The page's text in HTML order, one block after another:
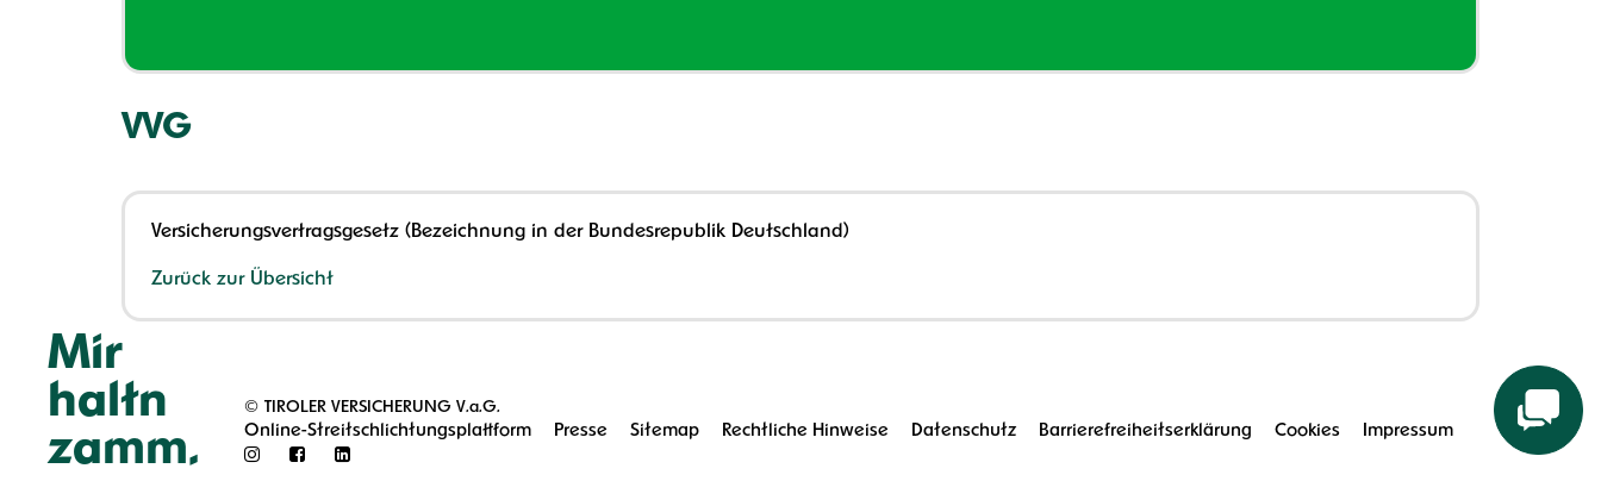
VVG
Versicherungsvertragsgesetz (Bezeichnung in der Bundesrepublik Deutschland)
Zurück zur Übersicht
Mir
haltn
zamm.
© TIROLER VERSICHERUNG V.a.G.
Online-Streitschlichtungsplattform
Presse Sitemap Rechtliche Hinweise Datenschutz Barrierefreiheitserklärung Cookies Impressum